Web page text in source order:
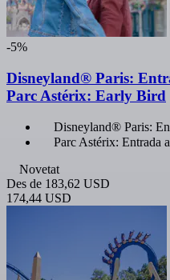
-5%
Disneyland® Paris:
Parc Astérix: Early Bird
Disneyland® Paris:
Parc Astérix: Entrada
Novetat
Des de 183,62 USD
174,44 USD